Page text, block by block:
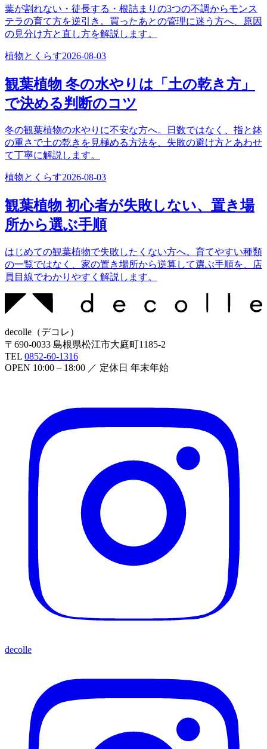
葉が割れない・徒長する・根詰まりの3つの不調からモンス
テラの育て方を逆引き。買ったあとの管理に迷う方へ、原因
の見分け方と直し方を解説します。
植物とくらす2026-08-03
観葉植物 冬の水やりは「土の乾き方」
で決める判断のコツ
冬の観葉植物の水やりに不安な方へ。日数ではなく、指と鉢
の重さで土の乾きを見極める方法を、失敗の避け方とあわせ
て丁寧に解説します。
植物とくらす2026-08-03
観葉植物 初心者が失敗しない、置き場
所から選ぶ手順
はじめての観葉植物で失敗したくない方へ。育てやすい種類
の一覧ではなく、家の置き場所から逆算して選ぶ手順を、店
員目線でわかりやすく解説します。
decolle （デコレ ）
〒 690-0033 島根県松江市大庭町1185-2
TEL 0852-60-1316
OPEN 10:00 – 18:00 ／ 定休日 年末年始
decolle